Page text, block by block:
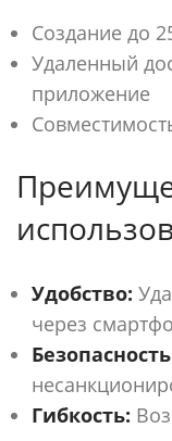
Создание до
Удаленный
приложение
Удобство:
через
Гибкость: